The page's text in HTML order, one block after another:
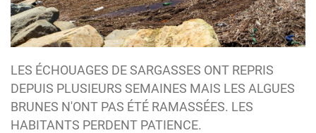
LES ÉCHOUAGES DE SARGASSES ONT REPRIS
DEPUIS PLUSIEURS SEMAINES MAIS LES ALGUES
BRUNES N'ONT PAS ÉTÉ RAMASSÉES. LES
HABITANTS PERDENT PATIENCE.